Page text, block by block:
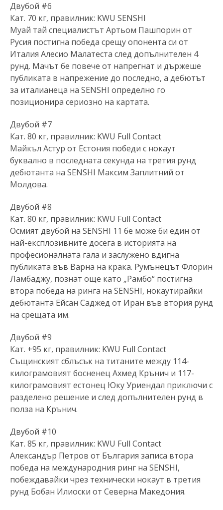
Двубой #6
Кат. 70 кг, правилник: KWU SENSHI
Муай тай специалистът Артьом Пашпорин от
Русия постигна победа срещу опонента си от
Италия Алесио Малатеста след допълнителен 4
рунд. Мачът бе повече от напрегнат и държеше
публиката в напрежение до последно, а дебютът
за италианеца на SENSHI определно го
позиционира сериозно на картата.
Двубой #7
Кат. 80 кг, правилник: KWU Full Contact
Майкъл Астур от Естония победи с нокаут
буквално в последната секунда на третия рунд
дебютанта на SENSHI Максим Заплитний от
Молдова.
Двубой #8
Кат. 80 кг, правилник: KWU Full Contact
Осмият двубой на SENSHI 11 бе може би един от
най-експлозивните досега в историята на
професионалната гала и заслужено вдигна
публиката във Варна на крака. Румънецът Флорин
Ламбаджу, познат още като „Рамбо“ постигна
втора победа на ринга на SENSHI, нокаутирайки
дебютанта Ейсан Саджед от Иран във втория рунд
на срещата им.
Двубой #9
Кат. +95 кг, правилник: KWU Full Contact
Същинският сблъсък на титаните между 114-
килограмовият босненец Ахмед Крънич и 117-
килограмовият естонец Юку Уриендал приключи с
разделено решение и след допълнителен рунд в
полза на Крънич.
Двубой #10
Кат. 85 кг, правилник: KWU Full Contact
Александър Петров от България записа втора
победа на международния ринг на SENSHI,
побеждавайки чрез технически нокаут в третия
рунд Бобан Илиоски от Северна Македония.